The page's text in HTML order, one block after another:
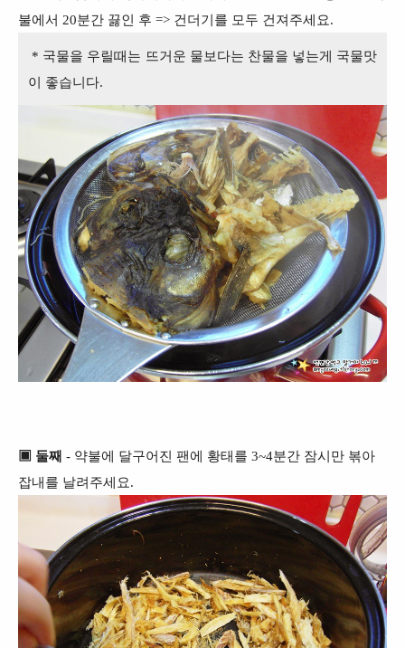
불에서 20분간 끓인 후 => 건더기를 모두 건져주세요.
* 국물을 우릴때는 뜨거운 물보다는 찬물을 넣는게 국물맛
이 좋습니다.
▣ 둘째 - 약불에 달구어진 팬에 황태를 3~4분간 잠시만 볶아
잡내를 날려주세요.